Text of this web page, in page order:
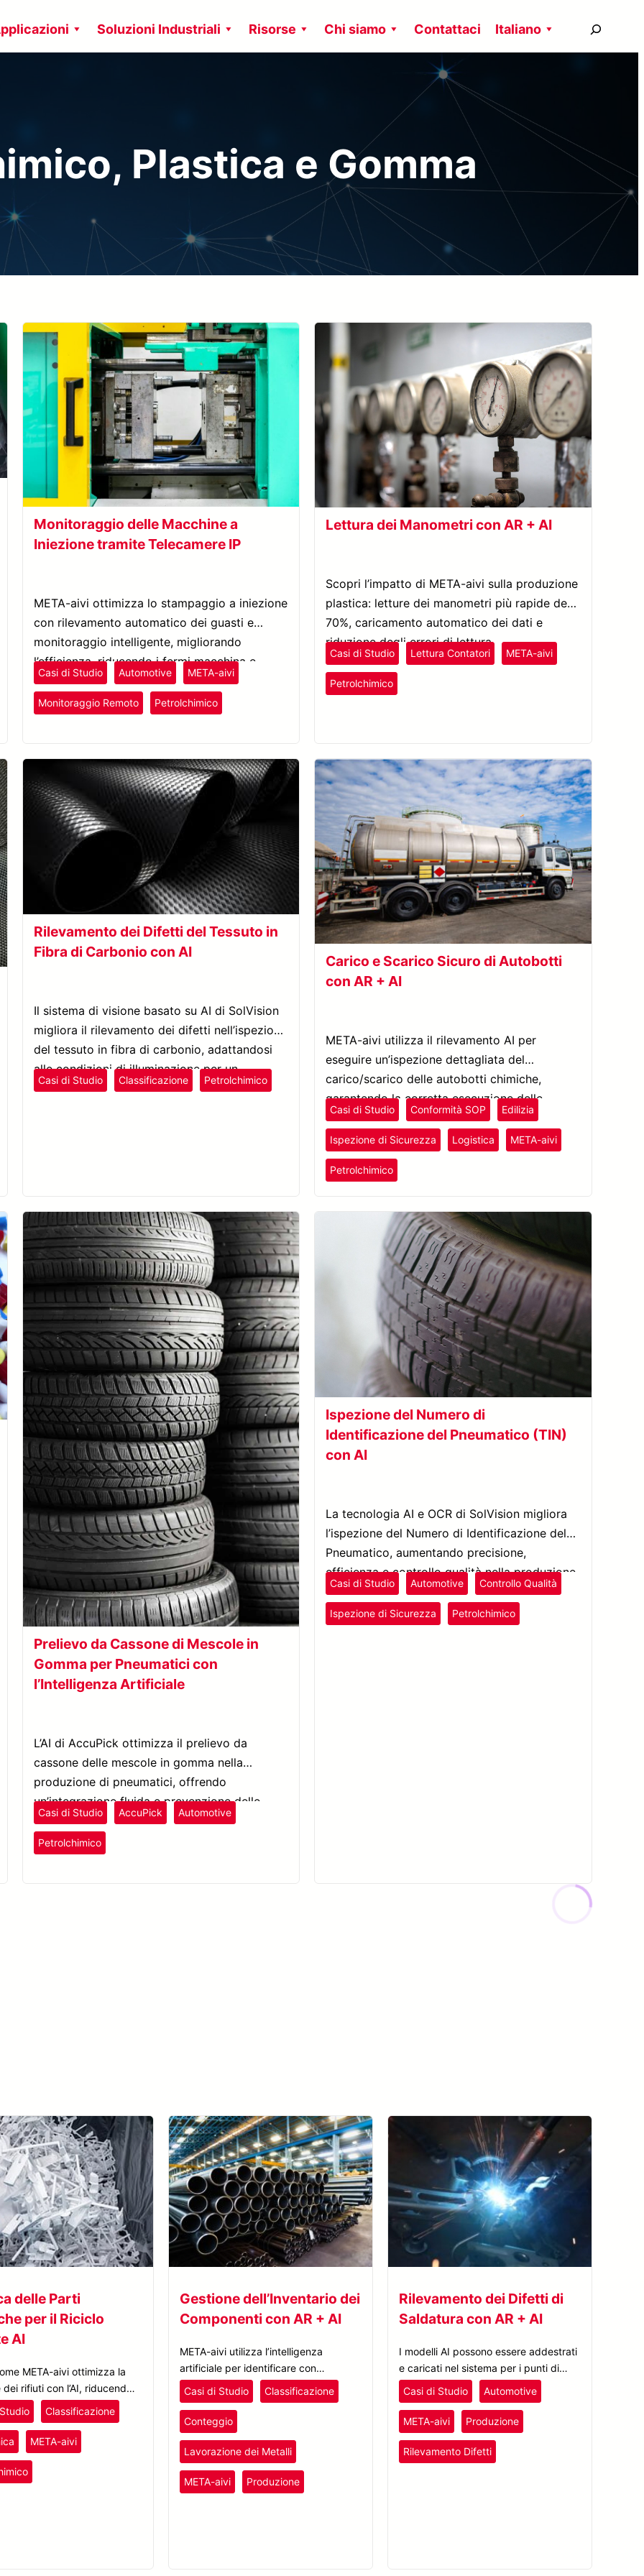
Soluzioni Industriali Risorse Chi siamo Contattaci Italiano
Plastica e Gomma
Monitoraggio delle Macchine a
Iniezione tramite Telecamere IP
META-aivi ottimizza lo stampaggio a iniezione
con rilevamento automatico dei guasti e
monitoraggio intelligente, migliorando
l’efficienza, riducendo i fermi macchina e
abbattendo i costi.
Casi di Studio Automotive META-aivi
Monitoraggio Remoto Petrolchimico
Lettura dei Manometri con AR + AI
Scopri l’impatto di META-aivi sulla produzione
plastica: letture dei manometri più rapide del
70%, caricamento automatico dei dati e
riduzione degli errori di lettura.
Casi di Studio Lettura Contatori META-aivi
Petrolchimico
Rilevamento dei Difetti del Tessuto in
Fibra di Carbonio con AI
Il sistema di visione basato su AI di SolVision
migliora il rilevamento dei difetti nell’ispezione
del tessuto in fibra di carbonio, adattandosi
alle condizioni di illuminazione per un
controllo qualità ottimizzato.
Casi di Studio Classificazione Petrolchimico
Carico e Scarico Sicuro di Autobotti
con AR + AI
META-aivi utilizza il rilevamento AI per
eseguire un’ispezione dettagliata del
carico/scarico delle autobotti chimiche,
garantendo la corretta esecuzione delle
procedure operative.
Casi di Studio Conformità SOP Edilizia
Ispezione di Sicurezza Logistica META-aivi
Petrolchimico
Prelievo da Cassone di Mescole in
Gomma per Pneumatici con
l’Intelligenza Artificiale
L’AI di AccuPick ottimizza il prelievo da
cassone delle mescole in gomma nella
produzione di pneumatici, offrendo
un’integrazione fluida e prevenzione delle
collisioni per una gestione dei materiali più
efficiente.
Casi di Studio AccuPick Automotive
Petrolchimico
Ispezione del Numero di
Identificazione del Pneumatico (TIN)
con AI
La tecnologia AI e OCR di SolVision migliora
l’ispezione del Numero di Identificazione del
Pneumatico, aumentando precisione,
efficienza e controllo qualità nella produzione
di pneumatici.
Casi di Studio Automotive Controllo Qualità
Ispezione di Sicurezza Petrolchimico
delle Parti
per il Riciclo
AI
META-aivi ottimizza la
rifiuti con l’AI, riducendo
prevenendo la
migliorando al
l’efficienza del riciclo delle
Classificazione
META-aivi
Gestione dell’Inventario dei
Componenti con AR + AI
META-aivi utilizza l’intelligenza
artificiale per identificare con
precisione le variazioni dimensionali
dei tubi in tempo reale. Grazie alla
funzione di conteggio rapido, tutti i
componenti vengono classificati e
contati in pochi secondi.
Casi di Studio Classificazione
Conteggio
Lavorazione dei Metalli
META-aivi Produzione
Rilevamento dei Difetti di
Saldatura con AR + AI
I modelli AI possono essere addestrati
e caricati nel sistema per i punti di
saldatura qualificati. Questo consente
l’ispezione AI delle saldature tramite
occhiali AR o tablet per identificare
rapidamente i difetti.
Casi di Studio Automotive
META-aivi Produzione
Rilevamento Difetti